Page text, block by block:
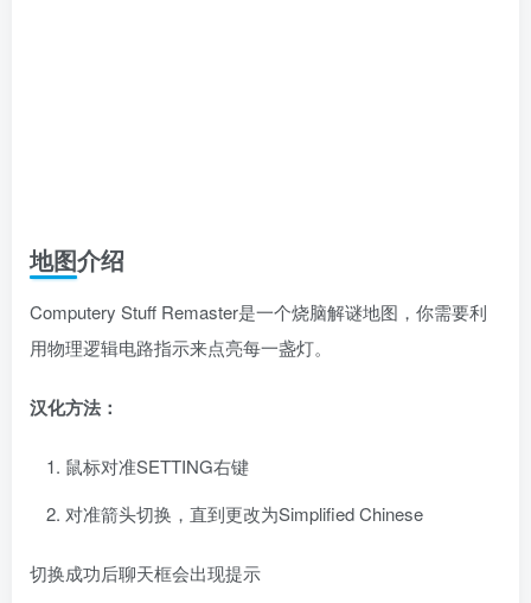
地图介绍
Computery Stuff Remaster是一个烧脑解谜地图，你需要利
用物理逻辑电路指示来点亮每一盏灯。
汉化方法：
鼠标对准SETTING右键
对准箭头切换，直到更改为Simplified Chinese
切换成功后聊天框会出现提示